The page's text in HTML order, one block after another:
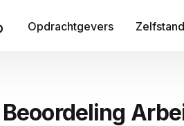
Opdrachtgevers